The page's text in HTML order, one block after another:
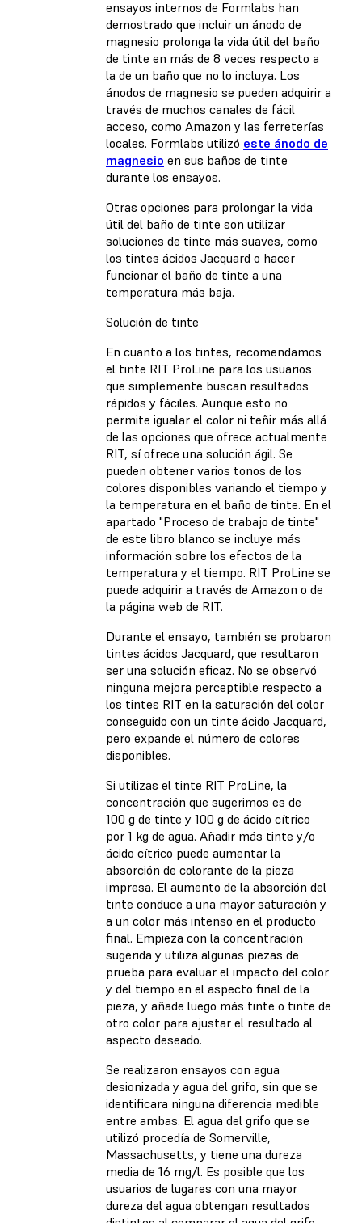
ensayos internos de Formlabs han
demostrado que incluir un ánodo de
magnesio prolonga la vida útil del baño
de tinte en más de 8 veces respecto a
la de un baño que no lo incluya. Los
ánodos de magnesio se pueden adquirir a
través de muchos canales de fácil
acceso, como Amazon y las ferreterías
locales. Formlabs utilizó este ánodo de
magnesio en sus baños de tinte
durante los ensayos.
Otras opciones para prolongar la vida
útil del baño de tinte son utilizar
soluciones de tinte más suaves, como
los tintes ácidos Jacquard o hacer
funcionar el baño de tinte a una
temperatura más baja.
Solución de tinte
En cuanto a los tintes, recomendamos
el tinte RIT ProLine para los usuarios
que simplemente buscan resultados
rápidos y fáciles. Aunque esto no
permite igualar el color ni teñir más allá
de las opciones que ofrece actualmente
RIT, sí ofrece una solución ágil. Se
pueden obtener varios tonos de los
colores disponibles variando el tiempo y
la temperatura en el baño de tinte. En el
apartado "Proceso de trabajo de tinte"
de este libro blanco se incluye más
información sobre los efectos de la
temperatura y el tiempo. RIT ProLine se
puede adquirir a través de Amazon o de
la página web de RIT.
Durante el ensayo, también se probaron
tintes ácidos Jacquard, que resultaron
ser una solución eficaz. No se observó
ninguna mejora perceptible respecto a
los tintes RIT en la saturación del color
conseguido con un tinte ácido Jacquard,
pero expande el número de colores
disponibles.
Si utilizas el tinte RIT ProLine, la
concentración que sugerimos es de
100 g de tinte y 100 g de ácido cítrico
por 1 kg de agua. Añadir más tinte y/o
ácido cítrico puede aumentar la
absorción de colorante de la pieza
impresa. El aumento de la absorción del
tinte conduce a una mayor saturación y
a un color más intenso en el producto
final. Empieza con la concentración
sugerida y utiliza algunas piezas de
prueba para evaluar el impacto del color
y del tiempo en el aspecto final de la
pieza, y añade luego más tinte o tinte de
otro color para ajustar el resultado al
aspecto deseado.
Se realizaron ensayos con agua
desionizada y agua del grifo, sin que se
identificara ninguna diferencia medible
entre ambas. El agua del grifo que se
utilizó procedía de Somerville,
Massachusetts, y tiene una dureza
media de 16 mg/l. Es posible que los
usuarios de lugares con una mayor
dureza del agua obtengan resultados